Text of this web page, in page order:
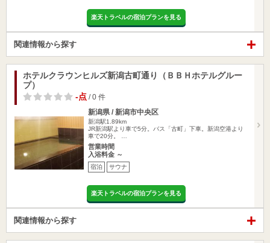
楽天トラベルの宿泊プランを見る
関連情報から探す
ホテルクラウンヒルズ新潟古町通り（ＢＢＨホテルグルー
プ）
-点 / 0 件
新潟県 / 新潟市中央区
新潟駅1.89km
JR新潟駅より車で5分。バス「古町」下車。新潟空港より
車で20分。 …
営業時間
入浴料金 ～
宿泊 サウナ
楽天トラベルの宿泊プランを見る
関連情報から探す